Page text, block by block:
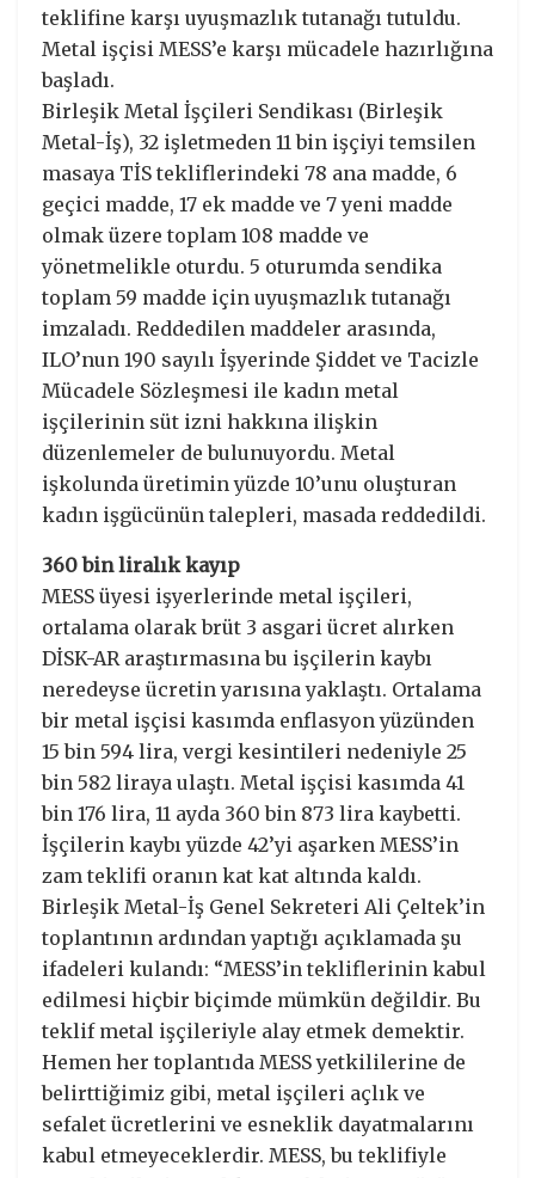
teklifine karşı uyuşmazlık tutanağı tutuldu.
Metal işçisi MESS’e karşı mücadele hazırlığına
başladı.
Birleşik Metal İşçileri Sendikası (Birleşik
Metal-İş), 32 işletmeden 11 bin işçiyi temsilen
masaya TİS tekliflerindeki 78 ana madde, 6
geçici madde, 17 ek madde ve 7 yeni madde
olmak üzere toplam 108 madde ve
yönetmelikle oturdu. 5 oturumda sendika
toplam 59 madde için uyuşmazlık tutanağı
imzaladı. Reddedilen maddeler arasında,
ILO’nun 190 sayılı İşyerinde Şiddet ve Tacizle
Mücadele Sözleşmesi ile kadın metal
işçilerinin süt izni hakkına ilişkin
düzenlemeler de bulunuyordu. Metal
işkolunda üretimin yüzde 10’unu oluşturan
kadın işgücünün talepleri, masada reddedildi.
360 bin liralık kayıp
MESS üyesi işyerlerinde metal işçileri,
ortalama olarak brüt 3 asgari ücret alırken
DİSK-AR araştırmasına bu işçilerin kaybı
neredeyse ücretin yarısına yaklaştı. Ortalama
bir metal işçisi kasımda enflasyon yüzünden
15 bin 594 lira, vergi kesintileri nedeniyle 25
bin 582 liraya ulaştı. Metal işçisi kasımda 41
bin 176 lira, 11 ayda 360 bin 873 lira kaybetti.
İşçilerin kaybı yüzde 42’yi aşarken MESS’in
zam teklifi oranın kat kat altında kaldı.
Birleşik Metal-İş Genel Sekreteri Ali Çeltek’in
toplantının ardından yaptığı açıklamada şu
ifadeleri kulandı: “MESS’in tekliflerinin kabul
edilmesi hiçbir biçimde mümkün değildir. Bu
teklif metal işçileriyle alay etmek demektir.
Hemen her toplantıda MESS yetkililerine de
belirttiğimiz gibi, metal işçileri açlık ve
sefalet ücretlerini ve esneklik dayatmalarını
kabul etmeyeceklerdir. MESS, bu teklifiyle